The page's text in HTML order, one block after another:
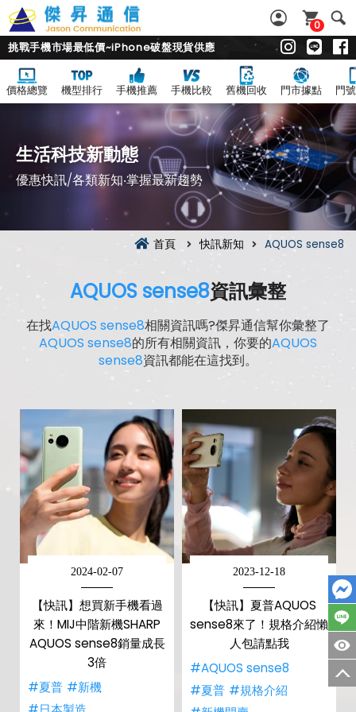
0
挑戰手機市場最低價~iPhone破盤現貨供應
價格總覽 機型排行 手機推薦 手機比較 舊機回收 門市據點 門
生活科技新動態
優惠快訊/各類新知‧掌握最新趨勢
首頁 快訊新知 AQUOS sense8
AQUOS sense8資訊彙整
在找AQUOS sense8相關資訊嗎?傑昇通信幫你彙整了
AQUOS sense8的所有相關資訊，你要的AQUOS
sense8資訊都能在這找到。
2024-02-07
【快訊】想買新手機看過
來！MIJ中階新機SHARP
AQUOS sense8銷量成長
3倍
#夏普 #新機
2023-12-18
【快訊】夏普AQUOS
sense8來了！規格介紹懶
人包請點我
#AQUOS sense8
#夏普 #規格介紹